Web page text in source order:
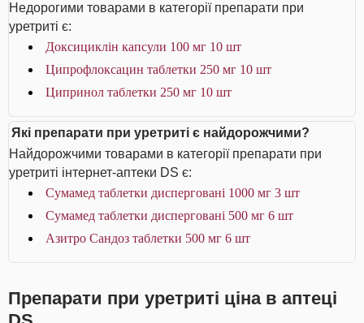
Недорогими товарами в категорії препарати при
уретриті є:
Доксициклін капсули 100 мг 10 шт
Ципрофлоксацин таблетки 250 мг 10 шт
Ципринол таблетки 250 мг 10 шт
Які препарати при уретриті є найдорожчими?
Найдорожчими товарами в категорії препарати при
уретриті інтернет-аптеки DS є:
Сумамед таблетки дисперговані 1000 мг 3 шт
Сумамед таблетки дисперговані 500 мг 6 шт
Азитро Сандоз таблетки 500 мг 6 шт
Препарати при уретриті ціна в аптеці